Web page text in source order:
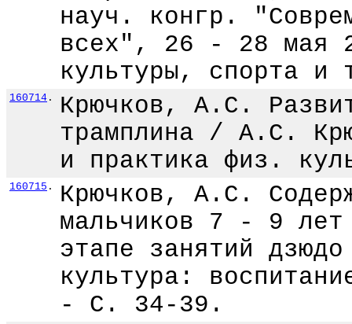
науч. конгр.
всех", 26 - 28 мая
культуры,
160714 .
Крючков, А.С.
трамплина / А.С.
и практика физ.
160715 .
Крючков, А.С.
мальчиков 7 - 9 лет
этапе занятий
культура:
- С. 34-39.